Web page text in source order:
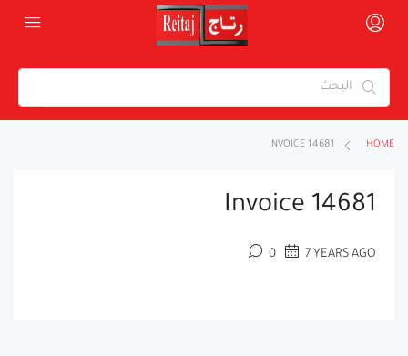
HOME
INVOICE 14681
Invoice 14681
7 YEARS AGO
0